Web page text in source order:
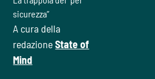
sicurezza”
A cura della
redazioneState of
Mind